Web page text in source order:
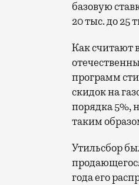
базовую
20 тыс. до 25
Как считают
программ
скидок на
порядка 5%,
таким
Утильсбор
года его